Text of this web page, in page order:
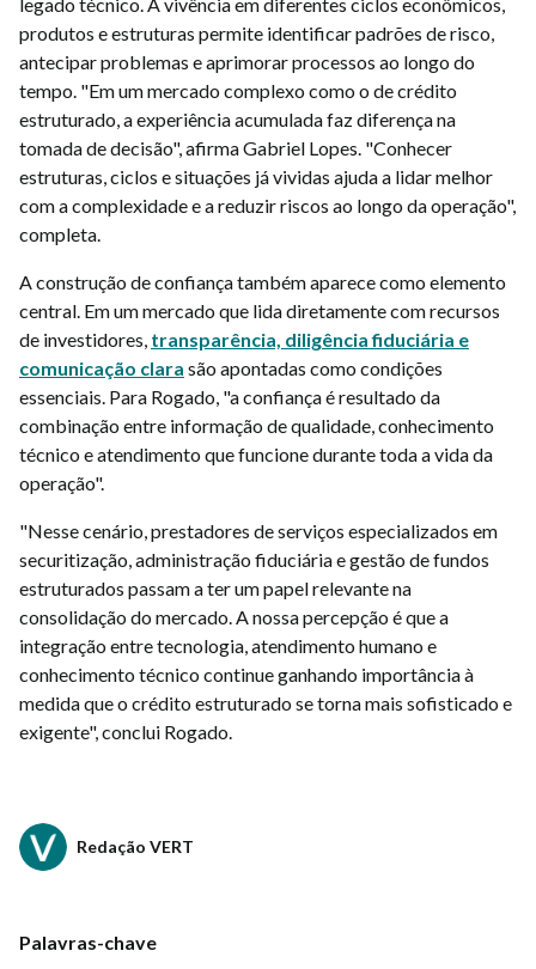
produtos e estruturas permite identificar padrões de risco,
antecipar problemas e aprimorar processos ao longo do
tempo. "Em um mercado complexo como o de crédito
estruturado, a experiência acumulada faz diferença na
tomada de decisão", afirma Gabriel Lopes. "Conhecer
estruturas, ciclos e situações já vividas ajuda a lidar melhor
com a complexidade e a reduzir riscos ao longo da operação",
completa.
A construção de confiança também aparece como elemento
central. Em um mercado que lida diretamente com recursos
de investidores, transparência, diligência fiduciária e
comunicação clara são apontadas como condições
essenciais. Para Rogado, "a confiança é resultado da
combinação entre informação de qualidade, conhecimento
técnico e atendimento que funcione durante toda a vida da
operação".
"Nesse cenário, prestadores de serviços especializados em
securitização, administração fiduciária e gestão de fundos
estruturados passam a ter um papel relevante na
consolidação do mercado. A nossa percepção é que a
integração entre tecnologia, atendimento humano e
conhecimento técnico continue ganhando importância à
medida que o crédito estruturado se torna mais sofisticado e
exigente", conclui Rogado.
Redação VERT
Palavras-chave